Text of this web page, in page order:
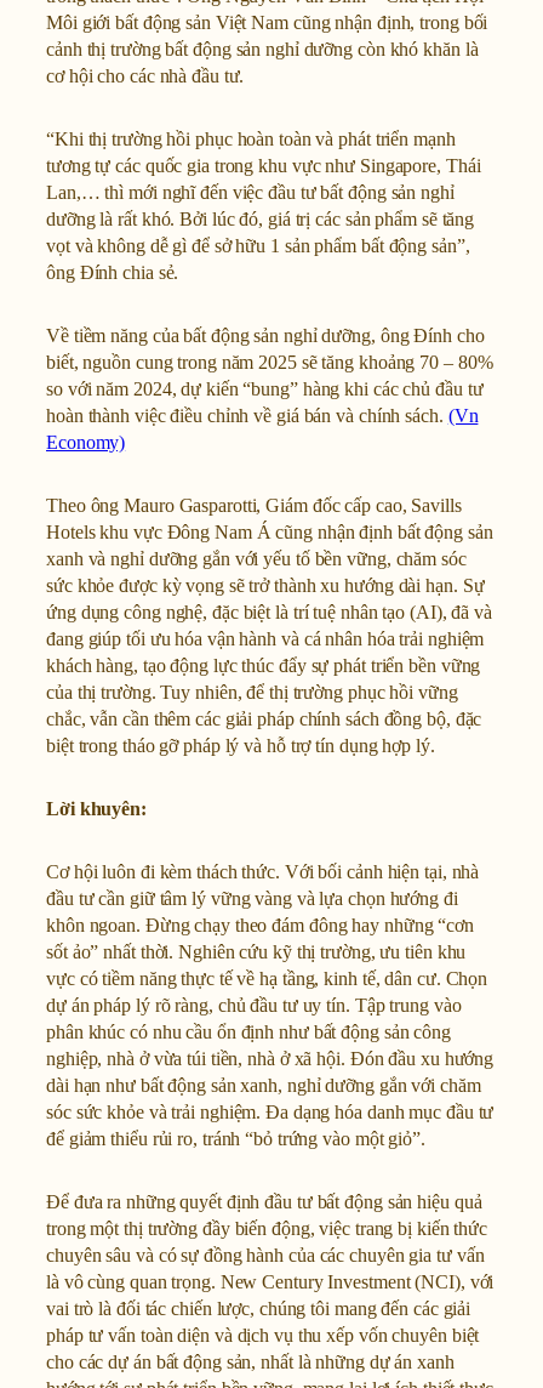
Môi giới bất động sản Việt Nam cũng nhận định, trong bối
cảnh thị trường bất động sản nghỉ dưỡng còn khó khăn là
cơ hội cho các nhà đầu tư.
“Khi thị trường hồi phục hoàn toàn và phát triển mạnh
tương tự các quốc gia trong khu vực như Singapore, Thái
Lan,… thì mới nghĩ đến việc đầu tư bất động sản nghỉ
dưỡng là rất khó. Bởi lúc đó, giá trị các sản phẩm sẽ tăng
vọt và không dễ gì để sở hữu 1 sản phẩm bất động sản”,
ông Đính chia sẻ.
Về tiềm năng của bất động sản nghỉ dưỡng, ông Đính cho
biết, nguồn cung trong năm 2025 sẽ tăng khoảng 70 – 80%
so với năm 2024, dự kiến “bung” hàng khi các chủ đầu tư
hoàn thành việc điều chỉnh về giá bán và chính sách. (Vn
Economy)
Theo ông Mauro Gasparotti, Giám đốc cấp cao, Savills
Hotels khu vực Đông Nam Á cũng nhận định bất động sản
xanh và nghỉ dưỡng gắn với yếu tố bền vững, chăm sóc
sức khỏe được kỳ vọng sẽ trở thành xu hướng dài hạn. Sự
ứng dụng công nghệ, đặc biệt là trí tuệ nhân tạo (AI), đã và
đang giúp tối ưu hóa vận hành và cá nhân hóa trải nghiệm
khách hàng, tạo động lực thúc đẩy sự phát triển bền vững
của thị trường. Tuy nhiên, để thị trường phục hồi vững
chắc, vẫn cần thêm các giải pháp chính sách đồng bộ, đặc
biệt trong tháo gỡ pháp lý và hỗ trợ tín dụng hợp lý.
Lời khuyên:
Cơ hội luôn đi kèm thách thức. Với bối cảnh hiện tại, nhà
đầu tư cần giữ tâm lý vững vàng và lựa chọn hướng đi
khôn ngoan. Đừng chạy theo đám đông hay những “cơn
sốt ảo” nhất thời. Nghiên cứu kỹ thị trường, ưu tiên khu
vực có tiềm năng thực tế về hạ tầng, kinh tế, dân cư. Chọn
dự án pháp lý rõ ràng, chủ đầu tư uy tín. Tập trung vào
phân khúc có nhu cầu ổn định như bất động sản công
nghiệp, nhà ở vừa túi tiền, nhà ở xã hội. Đón đầu xu hướng
dài hạn như bất động sản xanh, nghỉ dưỡng gắn với chăm
sóc sức khỏe và trải nghiệm. Đa dạng hóa danh mục đầu tư
để giảm thiểu rủi ro, tránh “bỏ trứng vào một giỏ”.
Để đưa ra những quyết định đầu tư bất động sản hiệu quả
trong một thị trường đầy biến động, việc trang bị kiến thức
chuyên sâu và có sự đồng hành của các chuyên gia tư vấn
là vô cùng quan trọng. New Century Investment (NCI), với
vai trò là đối tác chiến lược, chúng tôi mang đến các giải
pháp tư vấn toàn diện và dịch vụ thu xếp vốn chuyên biệt
cho các dự án bất động sản, nhất là những dự án xanh